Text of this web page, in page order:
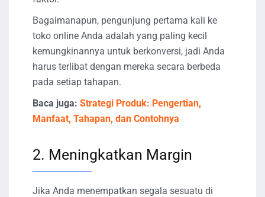
Bagaimanapun, pengunjung pertama kali ke
toko online Anda adalah yang paling kecil
kemungkinannya untuk berkonversi, jadi Anda
harus terlibat dengan mereka secara berbeda
pada setiap tahapan.
Baca juga: Strategi Produk: Pengertian,
Manfaat, Tahapan, dan Contohnya
2. Meningkatkan Margin
Jika Anda menempatkan segala sesuatu di